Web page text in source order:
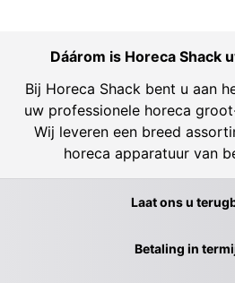
Dáárom is Horeca Shack
Bij Horeca Shack bent u aan
uw professionele horeca
Wij leveren een breed
horeca apparatuur van
Laat ons u
Betaling in